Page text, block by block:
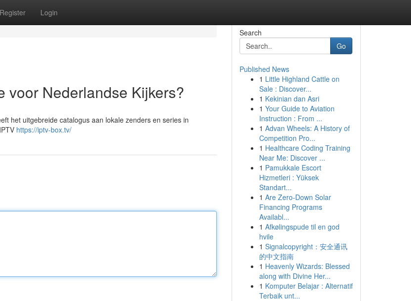
Register Login
voor Nederlandse Kijkers?
het uitgebreide catalogus aan lokale zenders en series in
https://iptv-box.tv/
Search
Go
Published News
1 Little Highland Cattle on
Sale : Discover...
1 Kekinian dan Asri
1 Your Guide to Aviation
Instruction : From ...
1 Advan Wheels: A History of
Competition Pro...
1 Healthcare Coding Training
Near Me: Discover ...
1 Pamukkale Escort
Hizmetleri : Yüksek
Standart...
1 Are Zero-Down Solar
Financing Programs
Availabl...
1 Afkølingspude til en god
hvile
1 Signalcopyright：安全通讯
的中文指南
1 Heavenly Wizards: Blessed
along with Divine Her...
1 Komputer Belajar : Alternatif
Terbaik unt...